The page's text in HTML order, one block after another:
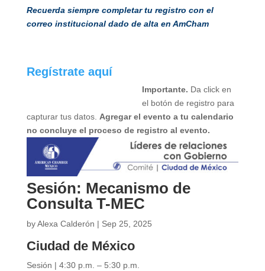
Recuerda siempre completar tu registro con el
correo institucional dado de alta en AmCham
Regístrate aquí
Importante. Da click en
el botón de registro para
capturar tus datos. Agregar el evento a tu calendario
no concluye el proceso de registro al evento.
Sesión: Mecanismo de
Consulta T-MEC
byAlexa Calderón | Sep 25, 2025
Ciudad de México
Sesión | 4:30 p.m. – 5:30 p.m.